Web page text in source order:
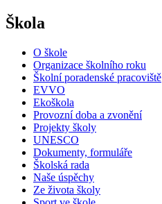
Škola
O škole
Organizace školního roku
Školní poradenské pracoviště
EVVO
Ekoškola
Provozní doba a zvonění
Projekty školy
UNESCO
Dokumenty, formuláře
Školská rada
Naše úspěchy
Ze života školy